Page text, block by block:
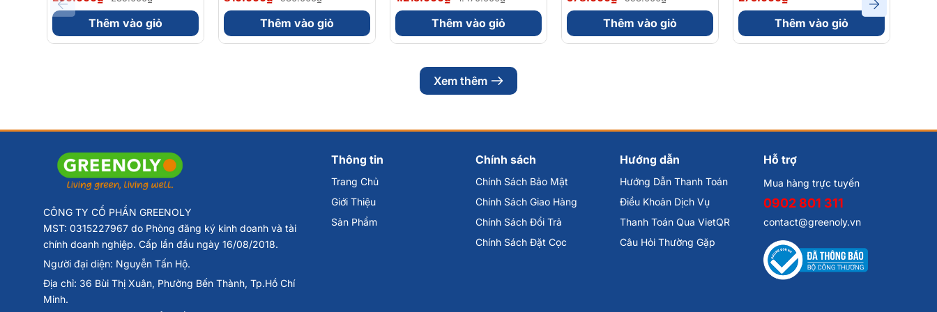
56gram 82kcal
Thêm vào giỏ
Vitamin nhóm B (Hộp 30
Viên)
Thêm vào giỏ
Vitamin nhóm B (Hộp 30
Viên)
Thêm vào giỏ
Sinh Lý Nam Hộp 30 Viên
Thêm vào giỏ
Kháng Hộp 30 Viên
Thêm vào giỏ
Xem thêm
CÔNG TY CỔ PHẦN GREENOLY
MST: 0315227967 do Phòng đăng ký kinh doanh và tài
chính doanh nghiệp. Cấp lần đầu ngày 16/08/2018.
Người đại diện: Nguyễn Tấn Hộ.
Địa chỉ: 36 Bùi Thị Xuân, Phường Bến Thành, Tp.Hồ Chí
Minh.
Thông tin
Trang Chủ
Giới Thiệu
Sản Phẩm
Chính sách
Chính Sách Bảo Mật
Chính Sách Giao Hàng
Chính Sách Đổi Trả
Chính Sách Đặt Cọc
Hướng dẫn
Hướng Dẫn Thanh Toán
Điều Khoản Dịch Vụ
Thanh Toán Qua VietQR
Câu Hỏi Thường Gặp
Hỗ trợ
Mua hàng trực tuyến
0902 801 311
contact@greenoly.vn